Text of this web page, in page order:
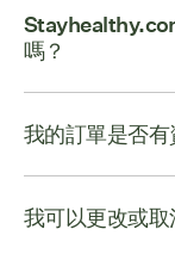
嗎？
我的訂單是否有
我可以更改或取